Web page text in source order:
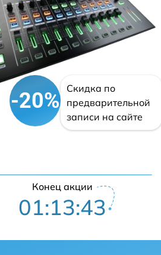
-20%
Скидка по
предварительной
записи на сайте
Конец акции
01:13:43